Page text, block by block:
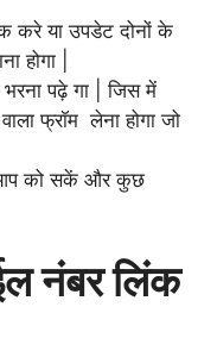
करे या उपडेट दोनों के
होगा |
पढ़े गा | जिस में
फ्रॉम लेना होगा जो
आप को सकें और कुछ
नंबर लिंक